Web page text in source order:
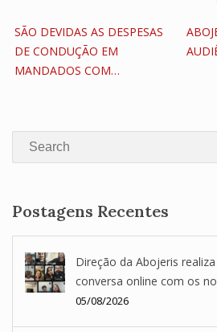
SÃO DEVIDAS AS DESPESAS
DE CONDUÇÃO EM
MANDADOS COM…
Search
Postagens Recentes
Direção da Abojeris
conversa online com os
05/08/2026